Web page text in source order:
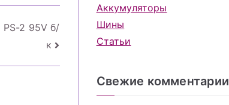
2 95V б/
к
Аккумуляторы
Шины
Статьи
Свежие комментарии